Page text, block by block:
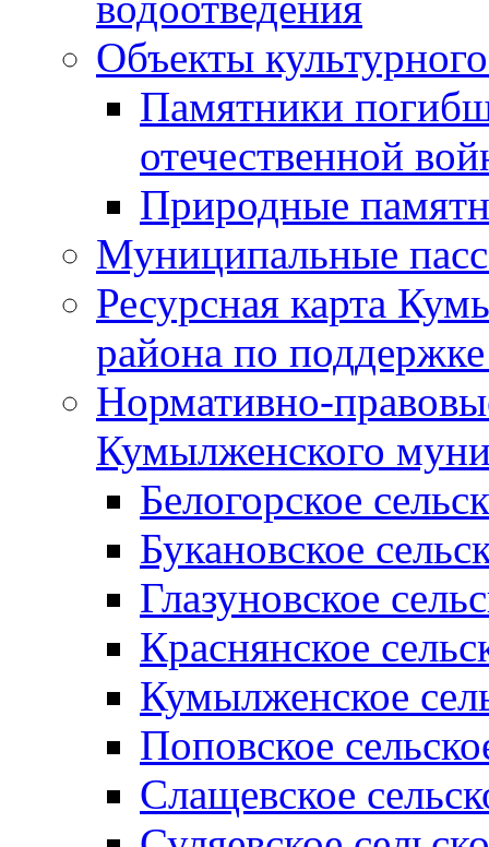
Объекты
Памятники
отечественной
Природные
Муниципальные
Ресурсная карта
района по
Нормативно-
Кумылженского
Белогорское
Букановское
Глазуновское
Краснянское
Кумылженское
Поповское
Слащевское